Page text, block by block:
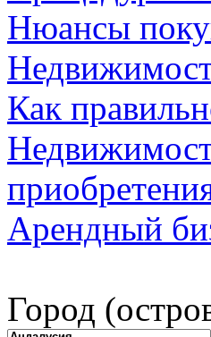
Нюансы
Как
Арендный
Город